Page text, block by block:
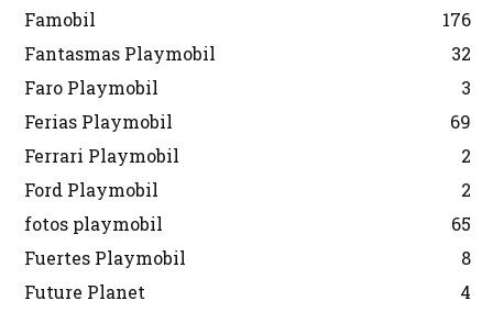
Famobil
176
Fantasmas Playmobil
32
Faro Playmobil
3
Ferias Playmobil
69
Ferrari Playmobil
2
Ford Playmobil
2
fotos playmobil
65
Fuertes Playmobil
8
Future Planet
4